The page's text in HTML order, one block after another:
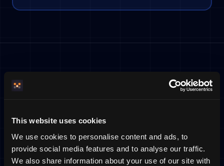
This website uses cookies
We use cookies to personalise content and ads, to
provide social media features and to analyse our traffic.
We also share information about your use of our site with
Varför räcker inte en vanlig hemsida som
bokningsnod?
En vanlig hemsida visar information, men saknar ofta
bokningslogik för semesterboenden, direktbetalning,